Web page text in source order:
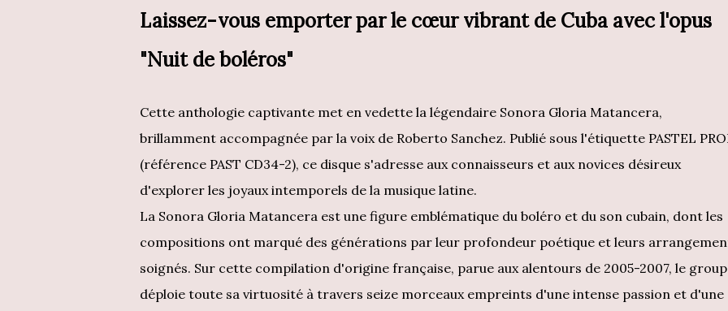
Laissez-vous emporter par le cœur vibrant de Cuba avec l'opus
"Nuit de boléros"
Cette anthologie captivante met en vedette la légendaire Sonora Gloria Matancera,
brillamment accompagnée par la voix de Roberto Sanchez. Publié sous l'étiquette PASTEL
(référence PAST CD34-2), ce disque s'adresse aux connaisseurs et aux novices désireux
d'explorer les joyaux intemporels de la musique latine.
La Sonora Gloria Matancera est une figure emblématique du boléro et du son cubain, dont les
compositions ont marqué des générations par leur profondeur poétique et leurs
soignés. Sur cette compilation d'origine française, parue aux alentours de 2005-2007, le
déploie toute sa virtuosité à travers seize morceaux empreints d'une intense passion et d'une